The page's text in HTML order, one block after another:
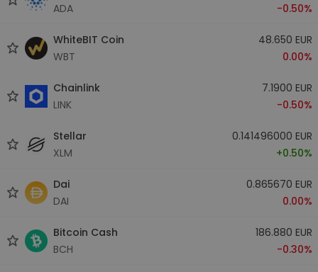
ADA
-0.50%
WhiteBIT Coin
WBT
48.650 EUR
0.00%
Chainlink
LINK
7.1900 EUR
-0.50%
Stellar
XLM
0.141496000 EUR
+0.50%
Dai
DAI
0.865670 EUR
0.00%
Bitcoin Cash
BCH
186.880 EUR
-0.30%